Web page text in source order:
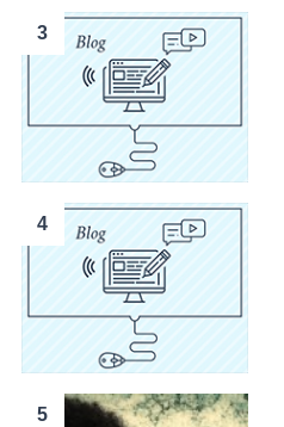
3
4
5